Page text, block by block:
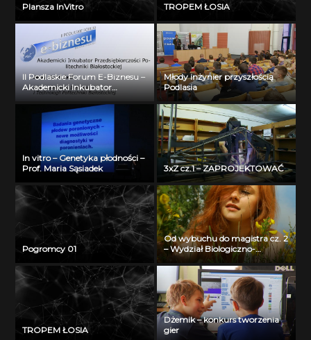
Plansza InVitro TROPEM ŁOSIA
II Podlaskie Forum E-Biznesu –
Akademicki Inkubator
Przedsiębiorczości Politechniki
Białostockiej – Jerzy Muszyński
Młody inżynier przyszłością
Podlasia
In vitro – Genetyka płodności –
Prof. Maria Sąsiadek
3xZ cz.1 – ZAPROJEKTOWAĆ
Pogromcy 01
Od wybuchu do magistra cz. 2
– Wydział Biologiczno-
Chemiczny Uniwersytetu w
Białymstoku
TROPEM ŁOSIA
Dżemik – konkurs tworzenia
gier